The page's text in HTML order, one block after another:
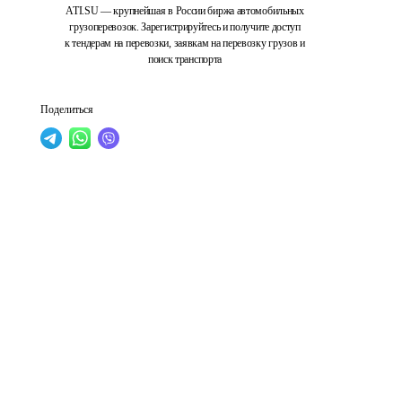
ATI.SU — крупнейшая в России биржа автомобильных
грузоперевозок. Зарегистрируйтесь и получите доступ
к тендерам на перевозки, заявкам на перевозку грузов и
поиск транспорта
Поделиться